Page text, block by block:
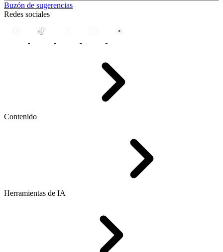
Buzón de sugerencias
Redes sociales
Contenido
Herramientas de IA